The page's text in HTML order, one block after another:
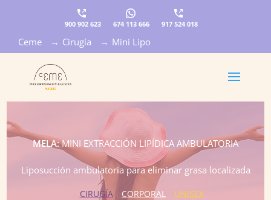
900 902 623 674 113 666 917 524 018
Ceme → Cirugía → Mini Lipo
MELA:MINI EXTRACCIÓN LIPÍDICA AMBULATORIA
Liposucción ambulatoria para eliminar grasa localizada
CIRUGÍA CORPORAL UNISEX
×